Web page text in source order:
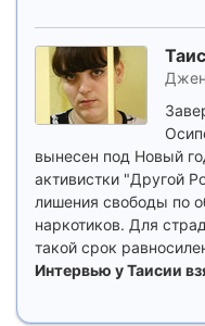
вынесен под Новый
активистки "Другой
лишения свободы по
наркотиков. Для
такой срок
Интервью у Таисии